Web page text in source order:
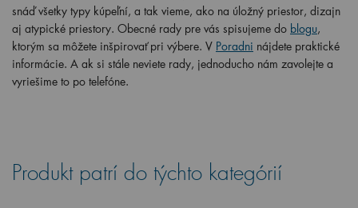
snáď všetky typy kúpeľní, a tak vieme, ako na úložný priestor, dizajn
aj atypické priestory. Obecné rady pre vás spisujeme do blogu,
ktorým sa môžete inšpirovať pri výbere. V Poradni nájdete praktické
informácie. A ak si stále neviete rady, jednoducho nám zavolejte a
vyriešime to po telefóne.
Produkt patrí do týchto kategórií